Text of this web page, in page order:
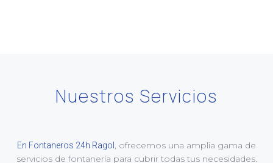
Nuestros Servicios
En Fontaneros 24h Ragol , ofrecemos una amplia gama de
servicios de fontanería para cubrir todas tus necesidades.